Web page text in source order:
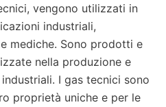
vengono utilizzati in
industriali,
mediche. Sono prodotti e
nella produzione e
I gas tecnici sono
proprietà uniche e per le